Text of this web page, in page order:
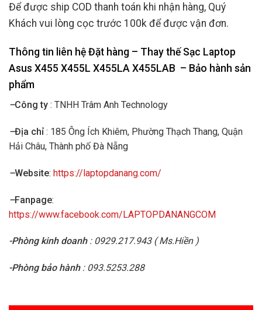
Để được ship COD thanh toán khi nhận hàng, Quý
Khách vui lòng cọc trước 100k để được vận đơn.
Thông tin liên hệ Đặt hàng – Thay thế Sạc Laptop
Asus X455 X455L X455LA X455LAB – Bảo hành sản
phẩm
–Công ty : TNHH Trâm Anh Technology
–Địa chỉ : 185 Ông Ích Khiêm, Phường Thạch Thang, Quận
Hải Châu, Thành phố Đà Nẵng
–Website: https://laptopdanang.com/
–Fanpage:
https://www.facebook.com/LAPTOPDANANGCOM
-Phòng kinh doanh: 0929.217.943 ( Ms.Hiền )
-Phòng bảo hành: 093.5253.288